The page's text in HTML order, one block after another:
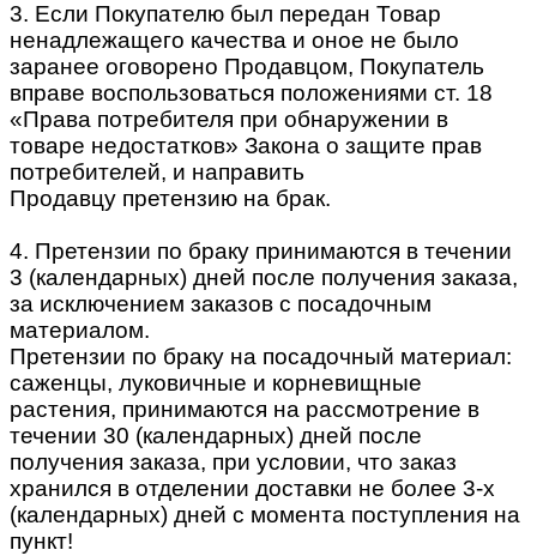
3. Если Покупателю был передан Товар
ненадлежащего качества и оное не было
заранее оговорено Продавцом, Покупатель
вправе воспользоваться положениями ст. 18
«Права потребителя при обнаружении в
товаре недостатков» Закона о защите прав
потребителей, и направить
Продавцу претензию на брак.
4. Претензии по браку принимаются в течении
3 (календарных) дней после получения заказа,
за исключением заказов с посадочным
материалом.
Претензии по браку на посадочный материал:
саженцы, луковичные и корневищные
растения, принимаются на рассмотрение в
течении 30 (календарных) дней после
получения заказа, при условии, что заказ
хранился в отделении доставки не более 3-х
(календарных) дней с момента поступления на
пункт!